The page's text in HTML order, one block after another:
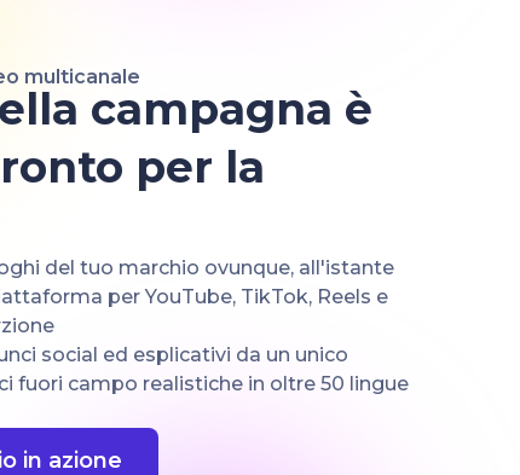
multicanale
campagna è
per la
del tuo marchio ovunque, all'istante
per YouTube, TikTok, Reels e
social ed esplicativi da un unico
fuori campo realistiche in oltre 50 lingue
in azione